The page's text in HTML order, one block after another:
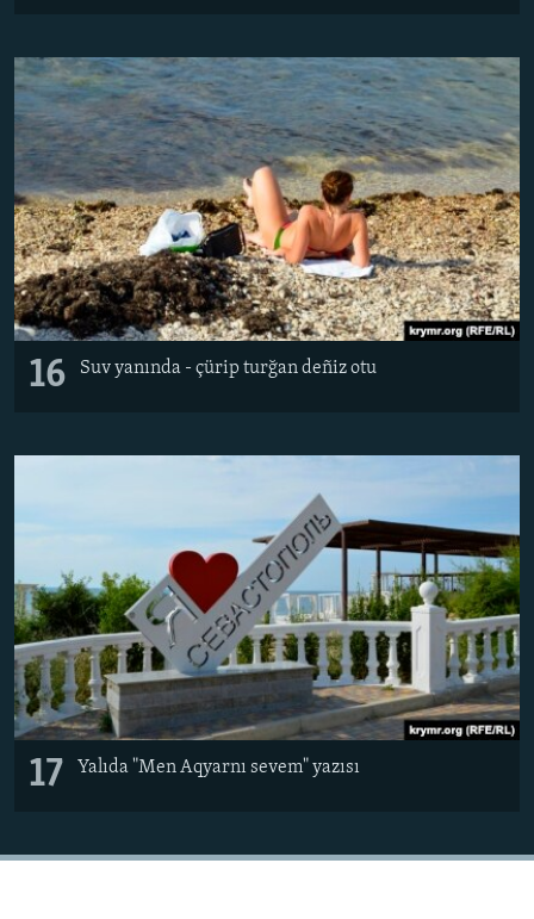
16 Suv yanında - çürip turğan deñiz otu
17 Yalıda "Men Aqyarnı sevem" yazısı